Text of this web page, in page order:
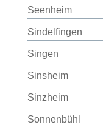
Seenheim
Sindelfingen
Singen
Sinsheim
Sinzheim
Sonnenbühl